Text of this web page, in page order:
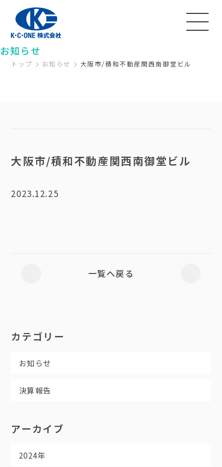
NEWS
お知らせ
トップ お知らせ 大阪市/積和不動産関西南御堂ビル
大阪市/積和不動産関西南御堂ビル
2023.12.25
一覧へ戻る
カテゴリー
お知らせ
決算報告
アーカイブ
2024年